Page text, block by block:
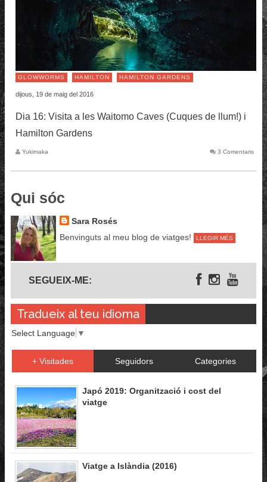
GLOWWORMS HAMILTON HAMILTON GARDENS
dijous, 19 de maig del 2016
Dia 16: Visita a les Waitomo Caves (Cuques de llum!) i
Hamilton Gardens
Yukimaka 3 Comentaris
Qui sóc
Sara Rosés
Benvinguts al meu blog de viatges!
LLEGIR MÉS
SEGUEIX-ME:
Tradueix al teu idioma
Select Language ▼
+ Visitades Seguidors Categories
Japó 2019: Organització i cost del
viatge
Viatge a Islàndia (2016)